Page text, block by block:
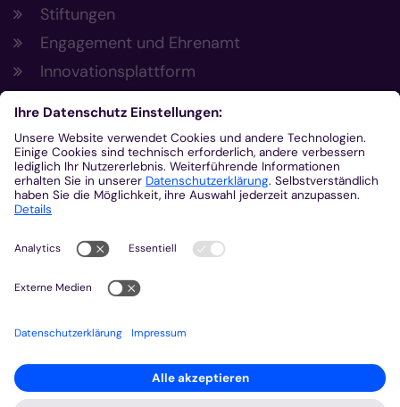
Stiftungen
Engagement und Ehrenamt
Innovationsplattform
Aus der Plattform
Nachrichten
Veranstaltungen
Gottesdienste
Stellenangebote
Kirchenzeitung
Amtsblatt (Kirchlicher Anzeiger)
Rechtsdatenbank
Meldestelle gemäß Hinweisgeberschutzgesetz